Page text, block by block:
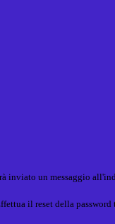
inviato un messaggio
il reset della password